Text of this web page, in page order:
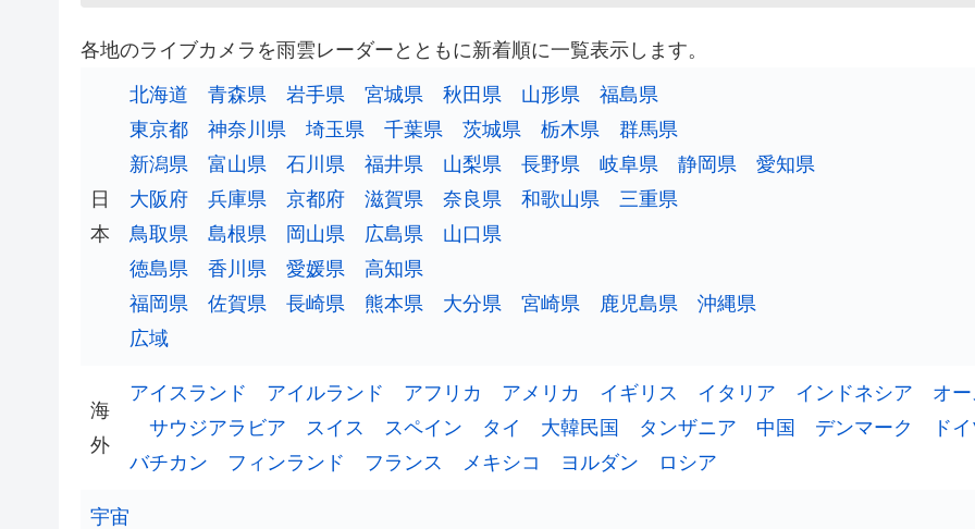
各地のライブカメラを雨雲レーダーとともに新着順に一覧表示します。
日
本
北海道 青森県 岩手県 宮城県 秋田県 山形県
福島県
東京都
神奈川県 埼玉県 千葉県 茨城県 栃木県
群馬県
新潟県
富山県 石川県 福井県 山梨県 長野県 岐阜県 静岡県
愛知県
大阪府
兵庫県 京都府 滋賀県 奈良県 和歌山県
三重県
鳥取県
島根県 岡山県 広島県
山口県
徳島県
香川県 愛媛県
高知県
福岡県
佐賀県 長崎県 熊本県 大分県 宮崎県 鹿児島県
沖縄県
広域
海
外
アイスランド アイルランド アフリカ アメリカ イギリス イタリア インドネシア
オ
サウジアラビア
スイス スペイン タイ 大韓民国 タンザニア 中国 デンマーク
ド
バチカン
フィンランド フランス メキシコ ヨルダン ロシア
宇宙